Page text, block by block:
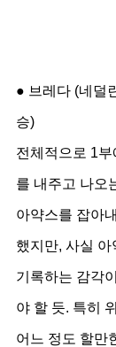
● 브레다 (네덜
승)
전체적으로 1
를 내주고 나오
아약스를 잡아
했지만, 사실
기록하는 감각
야 할 듯. 특히
어느 정도 할만